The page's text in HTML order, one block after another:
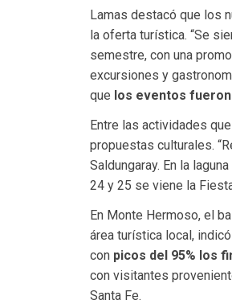
Lamas destacó que los
la oferta turística. “Se
semestre, con una
excursiones y
que los eventos
Entre las actividades
propuestas culturales.
Saldungaray. En la
24 y 25 se viene la
En Monte Hermoso, el
área turística local,
con picos del 95% los
con visitantes
Santa Fe.